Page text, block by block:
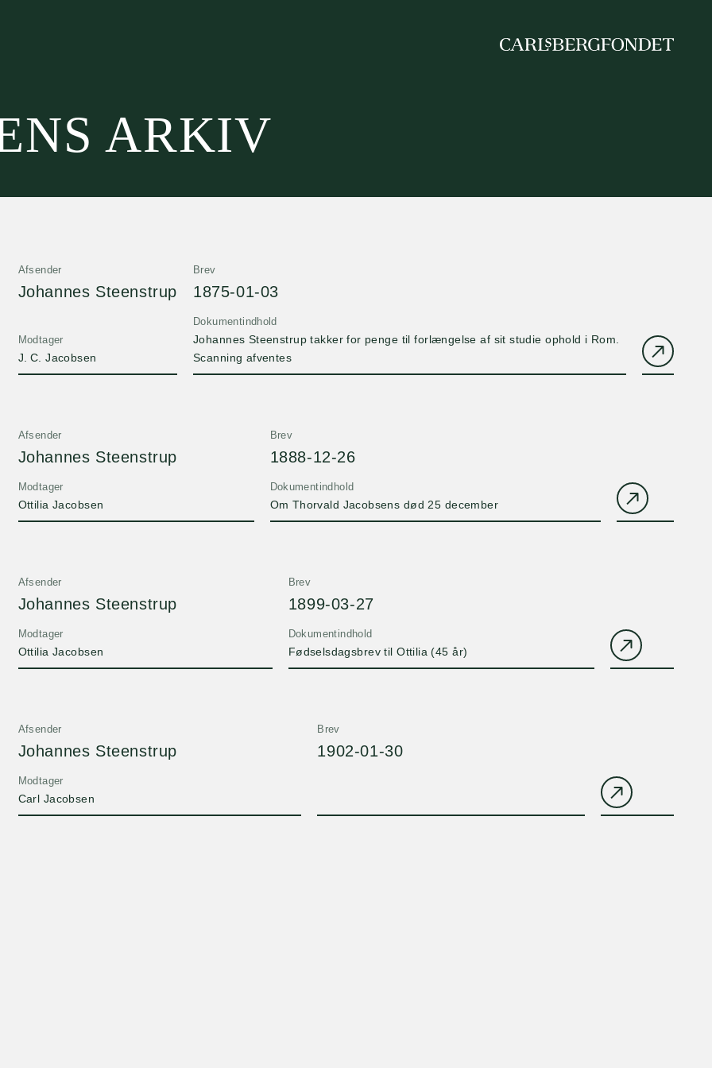
ARKIV
Afsender
Johannes Steenstrup
Brev
1875-01-03
Modtager
J. C. Jacobsen
Dokumentindhold
Johannes Steenstrup takker for penge til forlængelse af sit studie ophold i Rom.
Scanning afventes
Afsender
Johannes Steenstrup
Brev
1888-12-26
Modtager
Ottilia Jacobsen
Dokumentindhold
Om Thorvald Jacobsens død 25 december
Afsender
Johannes Steenstrup
Brev
1899-03-27
Modtager
Ottilia Jacobsen
Dokumentindhold
Fødselsdagsbrev til Ottilia (45 år)
Afsender
Johannes Steenstrup
Brev
1902-01-30
Modtager
Carl Jacobsen